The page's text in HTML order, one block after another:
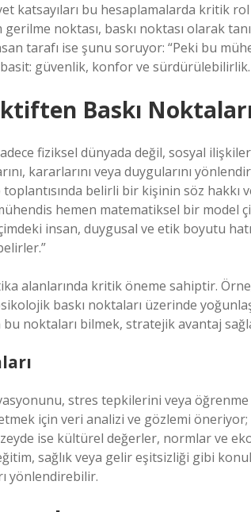
katsayıları bu hesaplamalarda kritik
noktası, baskı noktası olarak
tarafı ise şunu soruyor: “Peki bu
güvenlik, konfor ve sürdürülebilirlik.
Baskı
fiziksel dünyada değil, sosyal
kararlarını veya duygularını
belirli bir kişinin söz hakkı
hemen matematiksel bir model
insan, duygusal ve etik boyutu
alanlarında kritik öneme sahiptir.
baskı noktaları üzerinde
noktaları bilmek, stratejik avantaj
stres tepkilerini veya
için veri analizi ve gözlemi
ise kültürel değerler, normlar ve
sağlık veya gelir eşitsizliği gibi
yönlendirebilir.